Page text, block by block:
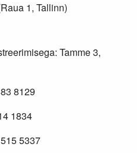
1, Tallinn)
Tamme 3,
8129
1834
5337